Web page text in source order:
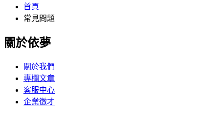
首頁
常見問題
關於依夢
關於我們
專欄文章
客服中心
企業徵才